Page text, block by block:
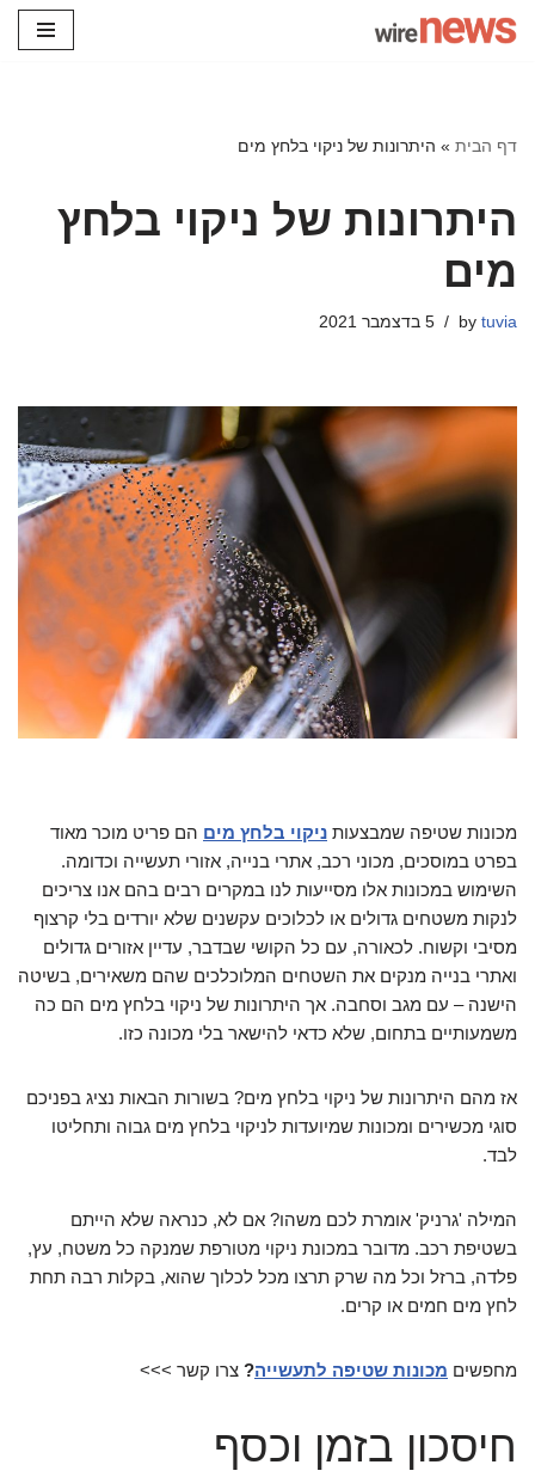
דף הבית » היתרונות של ניקוי בלחץ מים
היתרונות של ניקוי בלחץ
מים
by tuvia 5 בדצמבר 2021
מכונות שטיפה שמבצעות ניקוי בלחץ מים הם פריט מוכר מאוד
בפרט במוסכים, מכוני רכב, אתרי בנייה, אזורי תעשייה וכדומה.
השימוש במכונות אלו מסייעות לנו במקרים רבים בהם אנו צריכים
לנקות משטחים גדולים או לכלוכים עקשנים שלא יורדים בלי קרצוף
מסיבי וקשוח. לכאורה, עם כל הקושי שבדבר, עדיין אזורים גדולים
ואתרי בנייה מנקים את השטחים המלוכלכים שהם משאירים, בשיטה
הישנה – עם מגב וסחבה. אך היתרונות של ניקוי בלחץ מים הם כה
משמעותיים בתחום, שלא כדאי להישאר בלי מכונה כזו.
אז מהם היתרונות של ניקוי בלחץ מים? בשורות הבאות נציג בפניכם
סוגי מכשירים ומכונות שמיועדות לניקוי בלחץ מים גבוה ותחליטו
לבד.
המילה 'גרניק' אומרת לכם משהו? אם לא, כנראה שלא הייתם
בשטיפת רכב. מדובר במכונת ניקוי מטורפת שמנקה כל משטח, עץ,
פלדה, ברזל וכל מה שרק תרצו מכל לכלוך שהוא, בקלות רבה תחת
לחץ מים חמים או קרים.
מחפשים מכונות שטיפה לתעשייה? צרו קשר >>>
חיסכון בזמן וכסף